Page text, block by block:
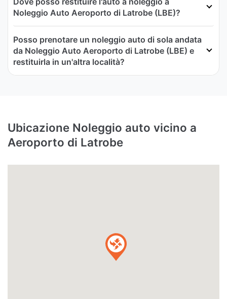
Noleggio Auto Aeroporto di Latrobe (LBE)?
Posso prenotare un noleggio auto di sola andata
da Noleggio Auto Aeroporto di Latrobe (LBE) e
restituirla in un'altra località?
Ubicazione Noleggio auto vicino a
Aeroporto di Latrobe